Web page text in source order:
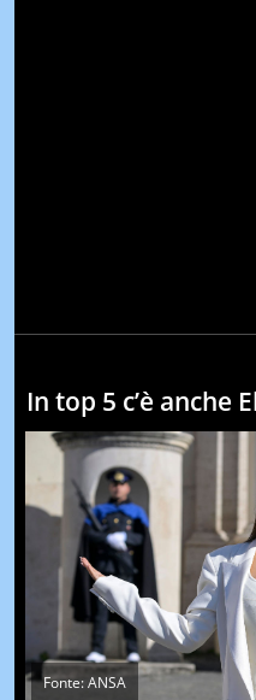
In top 5 c’è anche
Fonte: ANSA